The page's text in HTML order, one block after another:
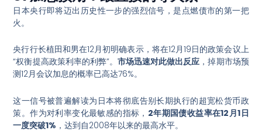
日本央行即将迈出历史性一步的强烈信号，是点燃债市的第一把
火。
央行行长植田和男在12月初明确表示，将在12月19日的政策会议上
“权衡提高政策利率的利弊”。 市场迅速对此做出反应 ，掉期市场预
测12月会议加息的概率已高达76%。
这一信号被普遍解读为日本将彻底告别长期执行的超宽松货币政
策。作为对利率变化最敏感的指标， 2年期国债收益率在12月1日
一度突破1% ，达到自2008年以来的最高水平。